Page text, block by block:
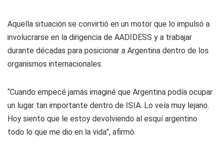
Aquella situación se convirtió en un motor que lo impulsó a
involucrarse en la dirigencia de AADIDESS y a trabajar
durante décadas para posicionar a Argentina dentro de los
organismos internacionales.
“Cuando empecé jamás imaginé que Argentina podía ocupar
un lugar tan importante dentro de ISIA. Lo veía muy lejano.
Hoy siento que le estoy devolviendo al esquí argentino
todo lo que me dio en la vida”, afirmó.